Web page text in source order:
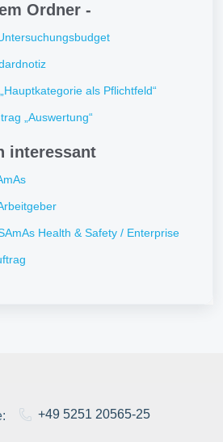
Ordner -
als Pflichtfeld“
„Auswertung“
interessant
Health & Safety / Enterprise
+49 5251 20565-25